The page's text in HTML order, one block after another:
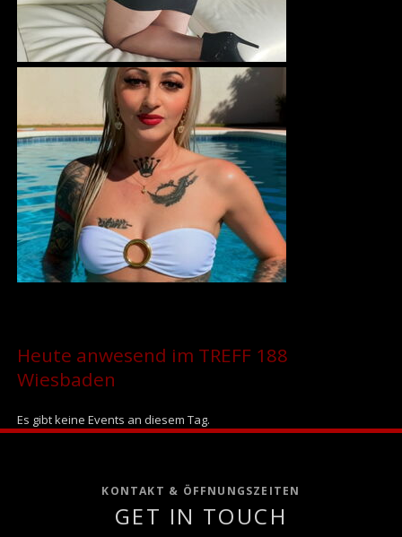
Heute anwesend im TREFF 188
Wiesbaden
Es gibt keine Events an diesem Tag.
KONTAKT & ÖFFNUNGSZEITEN
GET IN TOUCH